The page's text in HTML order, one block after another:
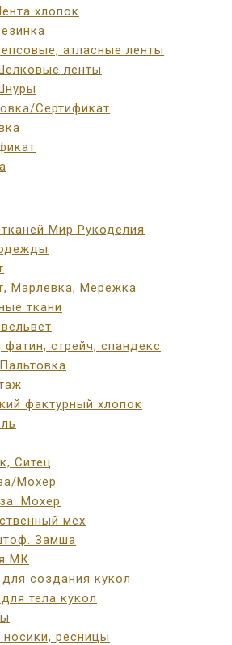
хлопок
атласные ленты
ленты
Сертификат
Мир Рукоделия
Марлевка, Мережка
ткани
фатин, стрейч, спандекс
фактурный хлопок
Ситец
Мохер
Мохер
мех
Замша
МК
создания кукол
тела кукол
носики, ресницы